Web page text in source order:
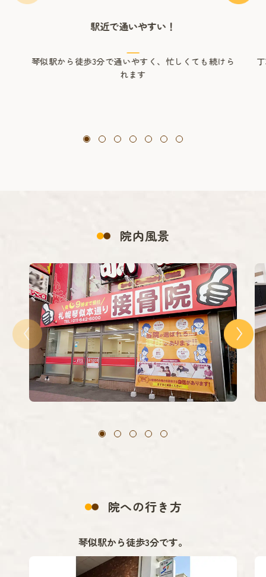
駅近で通いやすい！
琴似駅から徒歩3分で通いやすく、忙しくても続けら
れます
院内風景
院への行き方
琴似駅から徒歩3分です。